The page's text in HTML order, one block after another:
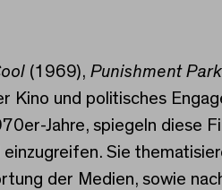
(1969), Punishment Park
Kino und politisches
Jahre, spiegeln diese
Sie
der Medien, sowie